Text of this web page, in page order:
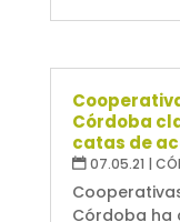
Córdoba
catas de
07.05.21 |
Córdoba ha